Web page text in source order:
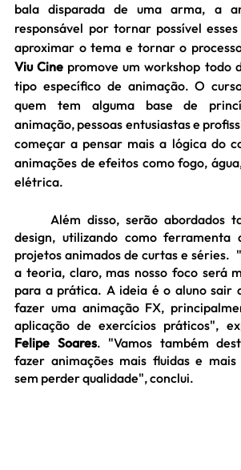
bala disparada de uma arma, a
responsável por tornar possível
Viu Cine promove um workshop todo
tipo específico de animação. O
quem tem alguma base de
animação, pessoas entusiastas e
começar a pensar mais a lógica do
animações de efeitos como fogo,
elétrica.
	Além disso, serão abordados também estilos de
design, utilizando como ferramenta
projetos animados de curtas e séries.
a teoria, claro, mas nosso foco será
para a prática. A ideia é o aluno sair
fazer uma animação FX,
aplicação de exercícios práticos",
Felipe Soares. "Vamos também
fazer animações mais fluidas e mais
sem perder qualidade", conclui.